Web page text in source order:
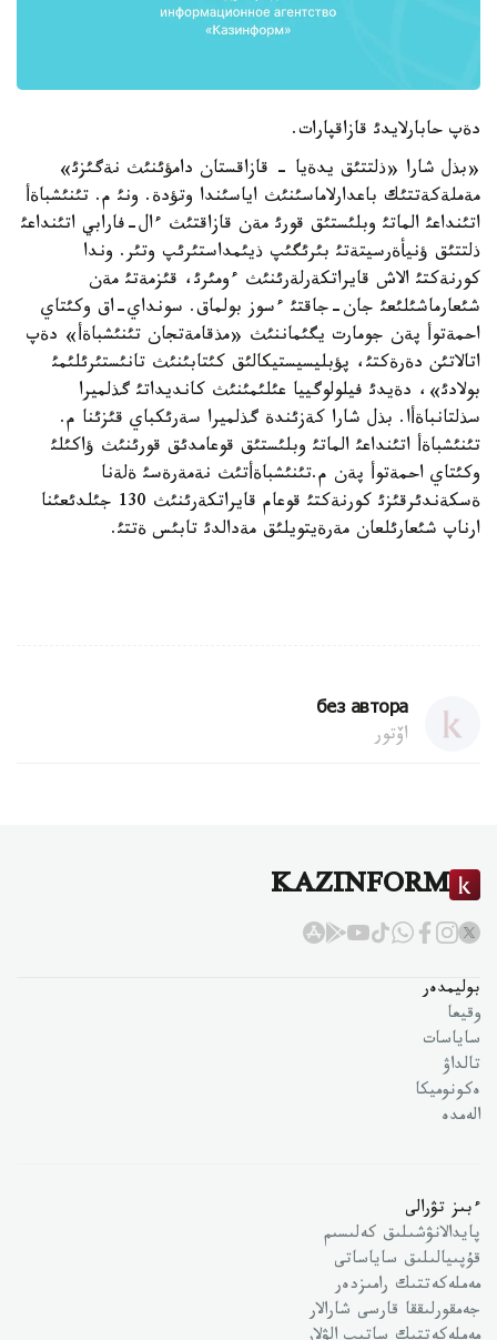
دةپ حابارلايدئ قازاقپارات.
«بذل شارا «ذلتتئق يدةيا - قازاقستان دامؤئنئث نةگئزئ»
مةملةكةتتئك باعدارلاماسئنئث اياسئندا وتؤدة. ونئ م. تئنئشباةأ
اتئنداعئ الماتئ وبلئستئق قورئ مةن قازاقتئث ءال-فارابي اتئنداعئ
ذلتتئق ؤنيأةرسيتةتئ بئرئگئپ ذيئمداستئرئپ وتئر. وندا
كورنةكتئ الاش قايراتكةرلةرئنئث ءومئرئ، قئزمةتئ مةن
شئعارماشئلئعئ جان-جاقتئ ءسوز بولماق. سونداي-اق وكئتاي
احمةتوأ پةن جومارت يگئماننئث «مذقامةتجان تئنئشباةأ» دةپ
اتالاتئن دةرةكتئ، پؤبليسيستيكالئق كئتابئنئث تانئستئرئلئمئ
بولادئ»، دةيدئ فيلولوگييا عئلئمئنئث كانديداتئ گذلميرا
سذلتانباةأا. بذل شارا كةزئندة گذلميرا سةرئكباي قئزئنا م.
تئنئشباةأ اتئنداعئ الماتئ وبلئستئق قوعامدئق قورئنئث ؤاكئلئ
وكئتاي احمةتوأ پةن م.تئنئشباةأتئث نةمةرةسئ ةلةنا
ةسكةندئرقئزئ كورنةكتئ قوعام قايراتكةرئنئث 130 جئلدئعئنا
ارناپ شئعارئلعان مةرةيتويلئق مةدالدئ تابئس ةتتئ.
без автора
اۆتور
KAZINFORM
بوليمدەر
وقيعا
ساياسات
تالداۋ
ەكونوميكا
الەمدە
ءبىز تۋرالى
پايدالانۋشىلىق كەلىسىم
قۇپىيالىلىق ساياساتى
مەملەكەتتىك رامىزدەر
جەمقورلىققا قارسى شارالار